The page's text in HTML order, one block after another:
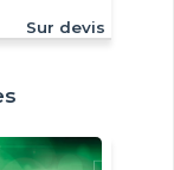
Sur devis